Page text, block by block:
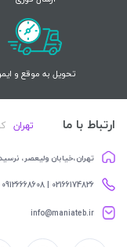
تحویل به موقع و
ارتباط با ما تهران
تهران،خیابان ولیعصر،
02166174826 | 09126668608
info@maniateb.ir